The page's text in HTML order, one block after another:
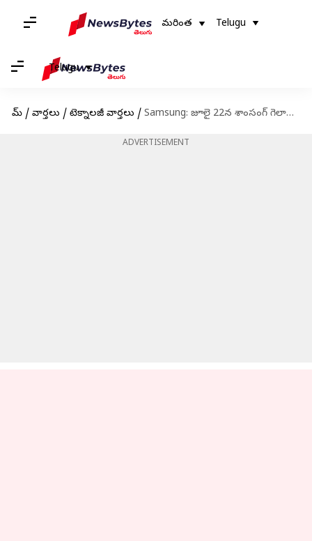
మరింత Telugu
Telugu
హోమ్ / వార్తలు / టెక్నాలజీ వార్తలు / Samsung: జూలై 22న శాంసంగ్ గెలాక్సీ అన్‌ప్యాక్డ్.. కొత్త ఫోల్డబుల్స్‌పై భారీ అంచనాలు
ADVERTISEMENT